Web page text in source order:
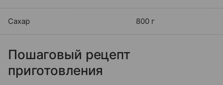
Сахар 800 г
Пошаговый рецепт
приготовления